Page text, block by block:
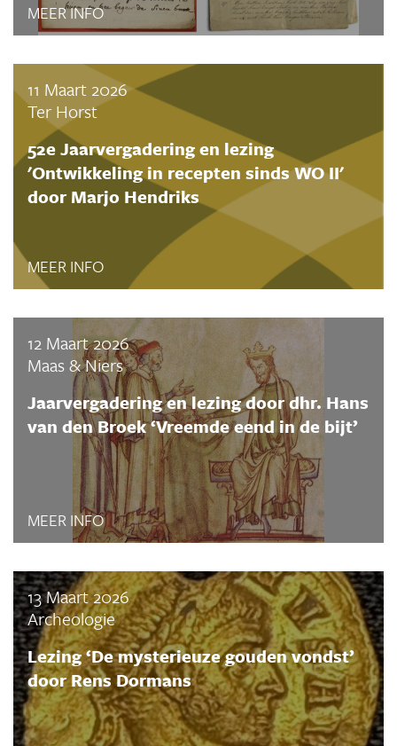
MEER INFO
11 Maart 2026
Ter Horst
52e Jaarvergadering en lezing
'Ontwikkeling in recepten sinds WO II'
door Marjo Hendriks
MEER INFO
12 Maart 2026
Maas & Niers
Jaarvergadering en lezing door dhr. Hans
van den Broek ‘Vreemde eend in de bijt’
MEER INFO
13 Maart 2026
Archeologie
Lezing ‘De mysterieuze gouden vondst’
door Rens Dormans